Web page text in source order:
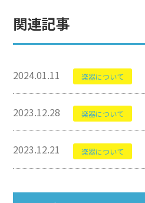
関連記事
2024.01.11 楽器について
2023.12.28 楽器について
2023.12.21 楽器について